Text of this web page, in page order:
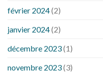
février 2024(2)
janvier 2024(2)
décembre 2023(1)
novembre 2023(3)